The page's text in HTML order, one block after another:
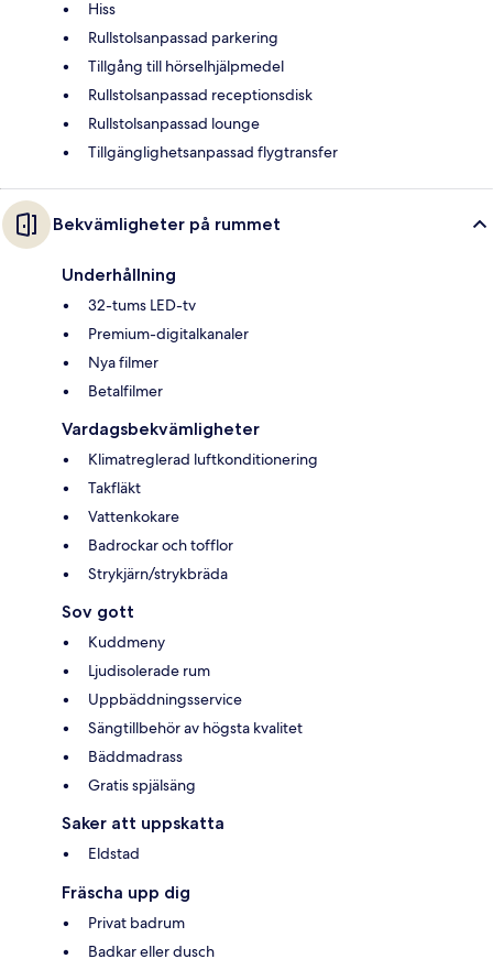
Hiss
Rullstolsanpassad parkering
Tillgång till hörselhjälpmedel
Rullstolsanpassad receptionsdisk
Rullstolsanpassad lounge
Tillgänglighetsanpassad flygtransfer
Bekvämligheter på rummet
Underhållning
32-tums LED-tv
Premium-digitalkanaler
Nya filmer
Betalfilmer
Vardagsbekvämligheter
Klimatreglerad luftkonditionering
Takfläkt
Vattenkokare
Badrockar och tofflor
Strykjärn/strykbräda
Sov gott
Kuddmeny
Ljudisolerade rum
Uppbäddningsservice
Sängtillbehör av högsta kvalitet
Bäddmadrass
Gratis spjälsäng
Saker att uppskatta
Eldstad
Fräscha upp dig
Privat badrum
Badkar eller dusch